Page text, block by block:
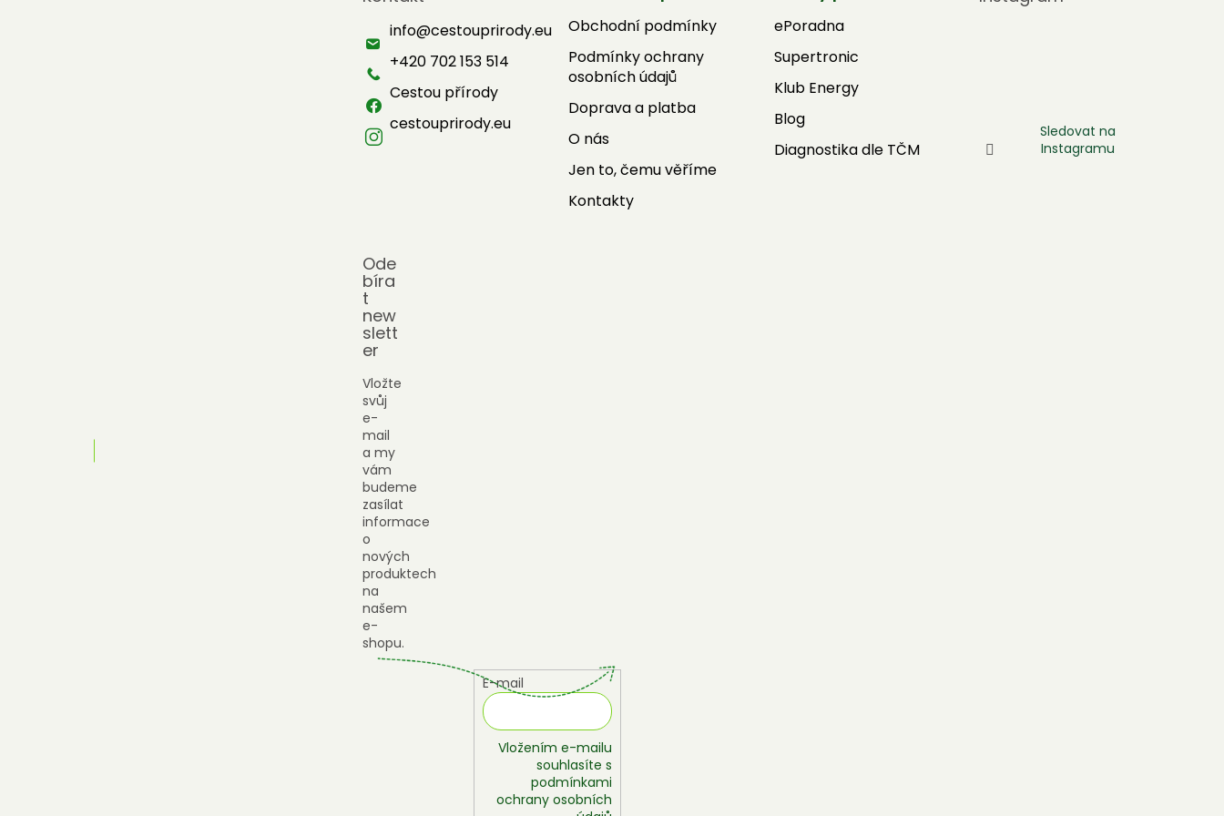
info@cestouprirody.eu
+420 702 153 514
Cestou přírody
cestouprirody.eu
Obchodní podmínky
Podmínky ochrany
osobních údajů
Doprava a platba
O nás
Jen to, čemu věříme
Kontakty
ePoradna
Supertronic
Klub Energy
Blog
Diagnostika dle TČM
Sledovat na
Instagramu
Ode
bíra
t
new
slett
er
Vložte
svůj
e-
mail
a my
vám
budeme
zasílat
informace
o
nových
produktech
na
našem
e-
shopu.
E-mail
Vložením e-mailu
souhlasíte s
podmínkami
ochrany osobních